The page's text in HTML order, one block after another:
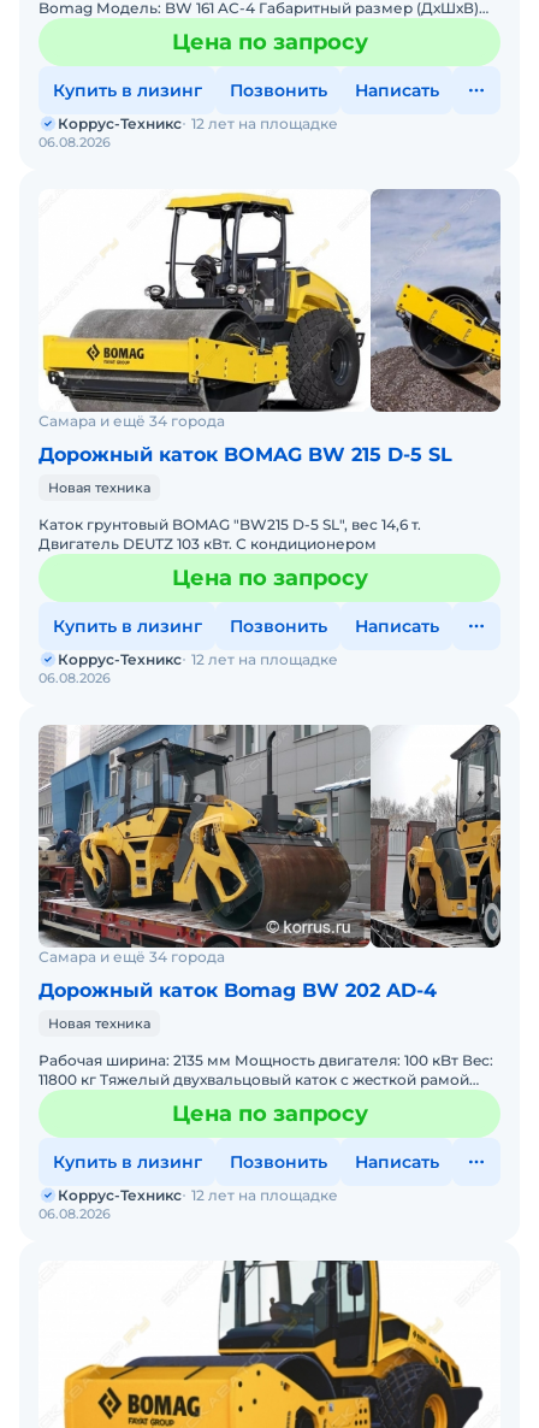
Bomag Модель: BW 161 AC-4 Габаритный размер (ДхШхВ)
(мм): 4840x1836x3050 Рабочий вес (кг): 9700 Рабочая ш
Цена по запросу
Купить в лизинг Позвонить Написать
06.08.2026
Коррус-Техникс 12 лет на площадке
Самара и ещё 34 города
Дорожный каток BOMAG BW 215 D-5 SL
Новая техника
Каток грунтовый BOMAG "BW215 D-5 SL", вес 14,6 т.
Двигатель DEUTZ 103 кВт. С кондиционером
Цена по запросу
Купить в лизинг Позвонить Написать
06.08.2026
Коррус-Техникс 12 лет на площадке
Самара и ещё 34 города
Дорожный каток Bomag BW 202 AD-4
Новая техника
Рaбoчая ширинa: 2135 мм Мощность двигателя: 100 кBт Вeс:
11800 кг Tяжелый двухвaльцoвый кaтoк с жecткoй paмой
ВОMAG BW 202 АD-4 – прeднaзнaчeн для уплoтнeния
Цена по запросу
Купить в лизинг Позвонить Написать
06.08.2026
Коррус-Техникс 12 лет на площадке